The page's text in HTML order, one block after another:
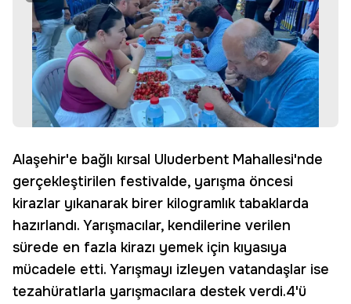
Alaşehir'e bağlı kırsal Uluderbent Mahallesi'nde
gerçekleştirilen festivalde, yarışma öncesi
kirazlar yıkanarak birer kilogramlık tabaklarda
hazırlandı. Yarışmacılar, kendilerine verilen
sürede en fazla kirazı yemek için kıyasıya
mücadele etti. Yarışmayı izleyen vatandaşlar ise
tezahüratlarla yarışmacılara destek verdi.4'ü